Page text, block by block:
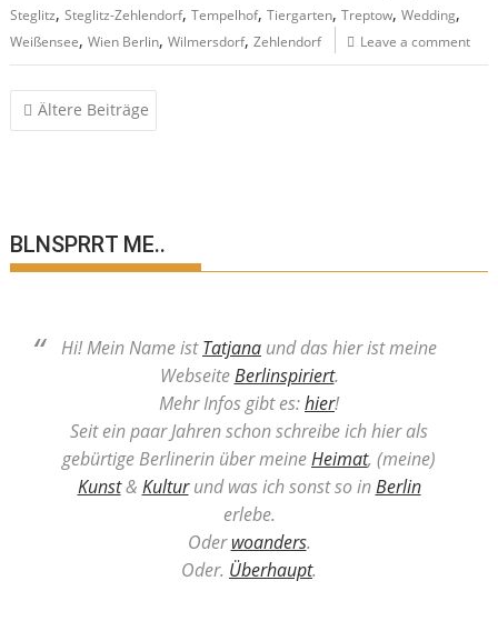
Steglitz,Steglitz-Zehlendorf,Tempelhof,Tiergarten,Treptow,Wedding,
Weißensee,Wien Berlin,Wilmersdorf,Zehlendorf Leave a comment
Beitragsnavigation
Ältere Beiträge
BLNSPRRT ME..
Hi! Mein Name istTatjana und das hier ist meine
WebseiteBerlinspiriert.
Mehr Infos gibt es:hier!
Seit ein paar Jahren schon schreibe ich hier als
gebürtige Berlinerin über meineHeimat, (meine)
Kunst& Kulturund was ich sonst so inBerlin
erlebe.
Oderwoanders.
Oder. Überhaupt.